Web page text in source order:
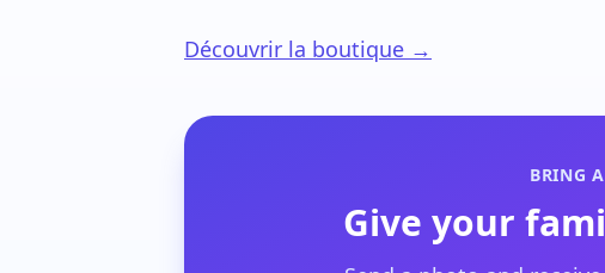
Découvrir la boutique →
BRING
Give your